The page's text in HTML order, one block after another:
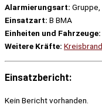
Alarmierungsart:
Einsatzart: B BMA
Einheiten und Fahrzeuge:
Weitere Kräfte:
Einsatzbericht:
Kein Bericht vorhanden.